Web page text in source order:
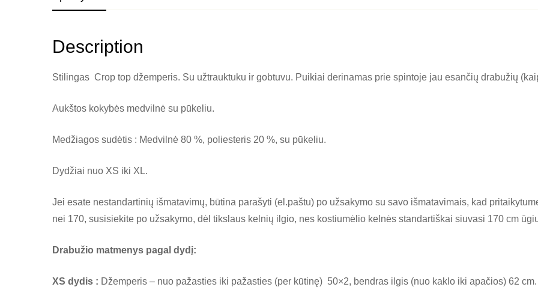
Description
Stilingas Crop top džemperis. Su užtrauktuku ir gobtuvu. Puikiai derinamas prie spintoje jau esančių drabužių
Aukštos kokybės medvilnė su pūkeliu.
Medžiagos sudėtis : Medvilnė 80 %, poliesteris 20 %, su pūkeliu.
Dydžiai nuo XS iki XL.
Jei esate nestandartinių išmatavimų, būtina parašyti (el.paštu) po užsakymo su savo išmatavimais, kad
nei 170, susisiekite po užsakymo, dėl tikslaus kelnių ilgio, nes kostiumėlio kelnės standartiškai siuvasi 170 cm
Drabužio matmenys pagal dydį:
XS dydis : Džemperis – nuo pažasties iki pažasties (per kūtinę) 50×2, bendras ilgis (nuo kaklo iki apačios) 62 cm.